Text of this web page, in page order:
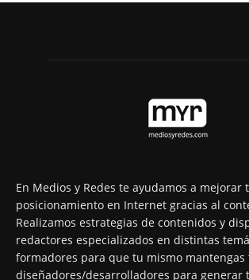
En Medios y Redes te ayudamos a mejorar
posicionamiento en Internet gracias al
Realizamos estrategias de contenidos y
redactores especializados en distintas
formadores para que tu mismo
diseñadores/desarrolladores para generar